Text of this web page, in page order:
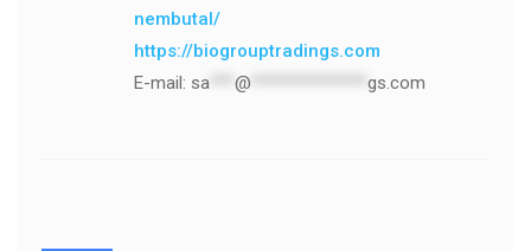
nembutal/
https://biogrouptradings.com
E-mail: sa @ gs.com